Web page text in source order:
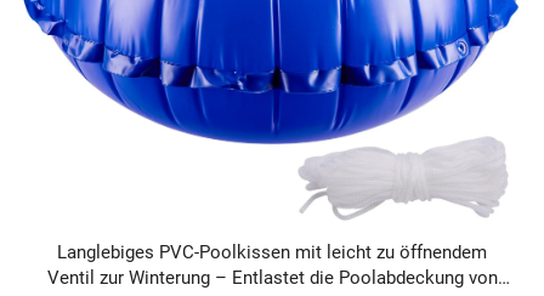
Langlebiges PVC-Poolkissen mit leicht zu öffnendem
Ventil zur Winterung – Entlastet die Poolabdeckung von